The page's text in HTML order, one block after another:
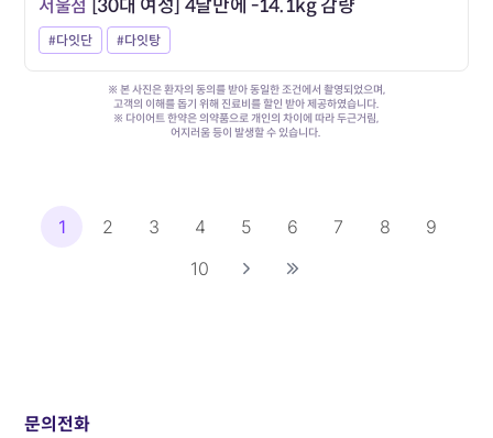
서울점 [30대 여성] 4달만에 -14.1kg 감량
#다잇단 #다잇탕
※ 본 사진은 환자의 동의를 받아 동일한 조건에서 촬영되었으며,
고객의 이해를 돕기 위해 진료비를 할인 받아 제공하였습니다.
※ 다이어트 한약은 의약품으로 개인의 차이에 따라 두근거림,
어지러움 등이 발생할 수 있습니다.
1 2 3 4 5 6 7 8
9
10
문의전화